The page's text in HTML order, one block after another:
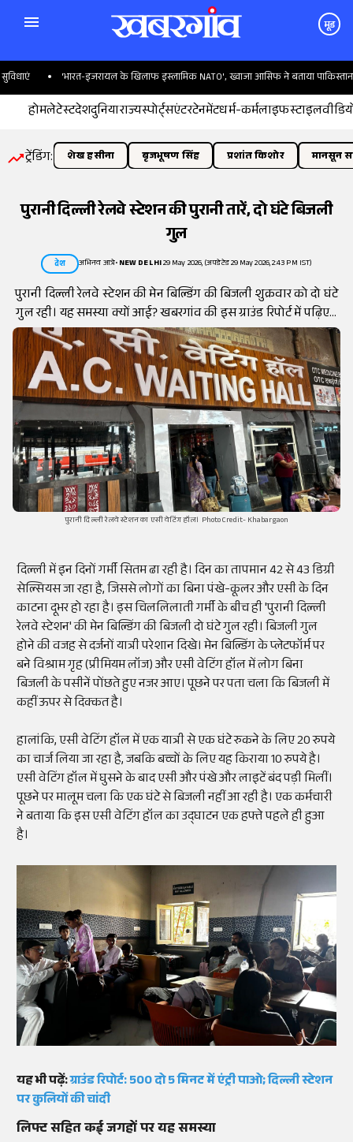
मूड
'भारत-इजरायल के खिलाफ इस्लामिक NATO', ख्वाजा आसिफ ने बताया पाकिस्तान का
होमलेटेस्टदेशदुनियाराज्यस्पोर्ट्सएंटरटेनमेंटधर्म-कर्मलाइफस्टाइल
ट्रेंडिंग: शेख हसीना बृजभूषण सिंह प्रशांत किशोर मानसून
पुरानी दिल्ली रेलवे स्टेशन की पुरानी तारें, दो घंटे बिजली
गुल
देश अभिनव आत्रे•NEW DELHI29 May 2026, (अपडेटेड 29 May 2026, 2:43 PM IST)
पुरानी दिल्ली रेलवे स्टेशन की मेन बिल्डिंग की बिजली शुक्रवार को दो घंटे
गुल रही। यह समस्या क्यों आई? खबरगांव की इस ग्राउंड रिपोर्ट में पढ़िए...
पुरानी दिल्ली रेलवे स्टेशन का एसी वेटिंग हॉल। Photo Credit- Khabargaon
दिल्ली में इन दिनों गर्मी सितम ढा रही है। दिन का तापमान 42 से 43 डिग्री
सेल्सियस जा रहा है, जिससे लोगों का बिना पंखे-कूलर और एसी के दिन
काटना दूभर हो रहा है। इस चिललिलाती गर्मी के बीच ही 'पुरानी दिल्ली
रेलवे स्टेशन' की मेन बिल्डिंग की बिजली दो घंटे गुल रही। बिजली गुल
होने की वजह से दर्जनों यात्री परेशान दिखे। मेन बिल्डिंग के प्लेटफॉर्म पर
बने विश्राम गृह (प्रीमियम लॉज) और एसी वेटिंग हॉल में लोग बिना
बिजली के पसीनें पोंछते हुए नजर आए। पूछने पर पता चला कि बिजली में
कहीं ऊपर से दिक्कत है।
हालांकि, एसी वेटिंग हॉल में एक यात्री से एक घंटे रुकने के लिए 20 रुपये
का चार्ज लिया जा रहा है, जबकि बच्चों के लिए यह किराया 10 रुपये है।
एसी वेटिंग हॉल में घुसने के बाद एसी और पंखे और लाइटें बंद पड़ी मिलीं।
पूछने पर मालूम चला कि एक घंटे से बिजली नहीं आ रही है। एक कर्मचारी
ने बताया कि इस एसी वेटिंग हॉल का उद्घाटन एक हफ्ते पहले ही हुआ
है।
यह भी पढ़ें:ग्राउंड रिपोर्ट: 500 दो 5 मिनट में एंट्री पाओ; दिल्ली स्टेशन
पर कुलियों की चांदी
लिफ्ट सहित कई जगहों पर यह समस्या